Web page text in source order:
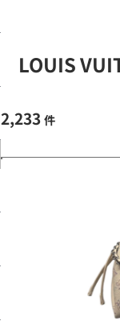
LOUIS
2,233 件